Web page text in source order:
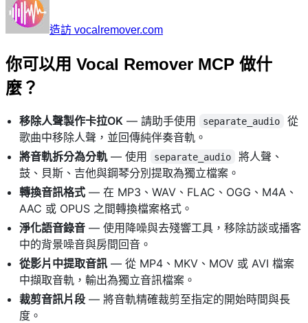
造訪 vocalremover.com
你可以用 Vocal Remover MCP 做什
麼？
移除人聲製作卡拉OK — 請助手使用 separate_audio
從
歌曲中移除人聲，並回傳純伴奏音軌。
將音軌拆分為分軌— 使用 separate_audio
將人聲、
鼓、貝斯、吉他與鋼琴分別提取為獨立檔案。
轉換音訊格式 — 在 MP3、WAV、FLAC、OGG、M4A、
AAC 或 OPUS 之間轉換檔案格式。
淨化語音錄音 — 使用降噪與去殘響工具，移除訪談或播客
中的背景噪音與房間回音。
從影片中提取音訊 — 從 MP4、MKV、MOV 或 AVI 檔案
中擷取音軌，輸出為獨立音訊檔案。
裁剪音訊片段 — 將音軌精確裁剪至指定的開始時間與長
度。